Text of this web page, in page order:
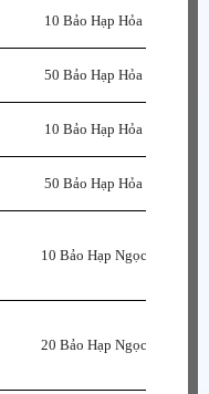
10 Bảo Hạp Hỏa Thiên
50 Bảo Hạp Hỏa Thiên
10 Bảo Hạp Hỏa Thiên
50 Bảo Hạp Hỏa Thiên
10 Bảo Hạp Ngọc B~SR
20 Bảo Hạp Ngọc B~SR